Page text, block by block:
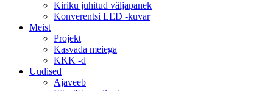
Kiriku juhitud väljapanek
Konverentsi LED -kuvar
Meist
Projekt
Kasvada meiega
KKK -d
Uudised
Ajaveeb